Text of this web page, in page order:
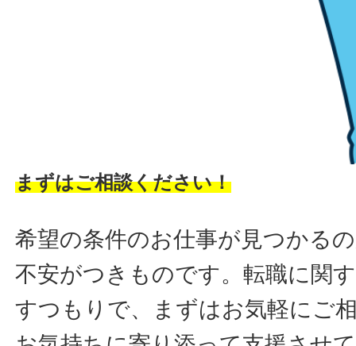
まずはご相談ください！
希望の条件のお仕事が見つかる
不安がつきものです。転職に関
すつもりで、まずはお気軽にご